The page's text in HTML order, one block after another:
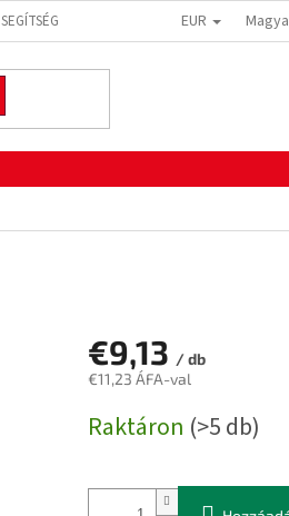
SEGÍTSÉG EUR
€9,13 / db
€11,23 ÁFA-val
Raktáron (>5 db)